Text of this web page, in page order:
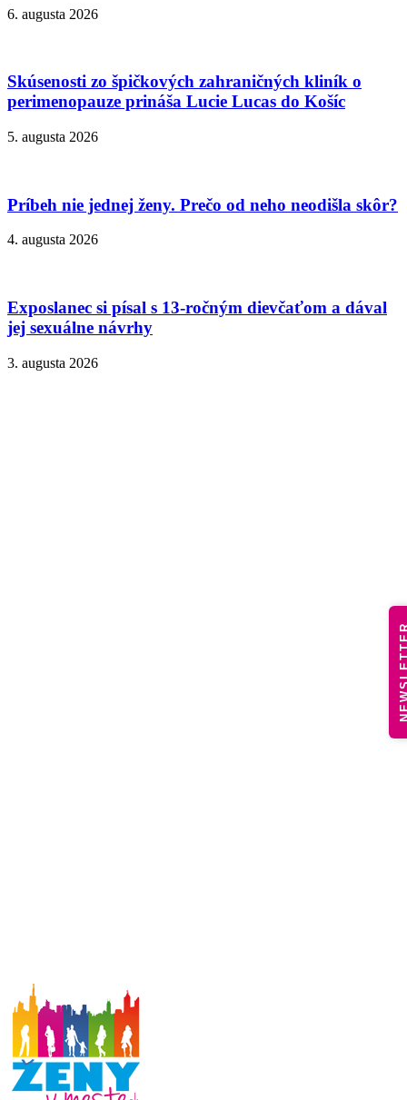
6. augusta 2026
Skúsenosti zo špičkových zahraničných kliník o
perimenopauze prináša Lucie Lucas do Košíc
5. augusta 2026
Príbeh nie jednej ženy. Prečo od neho neodišla skôr?
4. augusta 2026
Exposlanec si písal s 13-ročným dievčaťom a dával
jej sexuálne návrhy
3. augusta 2026